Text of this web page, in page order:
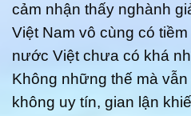
cảm nhận thấy nghành
Việt Nam vô cùng có
nước Việt chưa có khá
Không những thế mà
không uy tín, gian lận